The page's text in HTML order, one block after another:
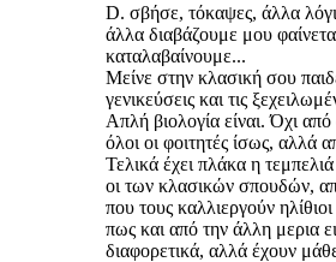
D. σβήσε, τόκαψες, άλλα
άλλα διαβάζουμε μου
καταλαβαίνουμε...
Μείνε στην κλασική σου
γενικεύσεις και τις
Απλή βιολογία είναι. Όχι
όλοι οι φοιτητές ίσως, αλλά
Τελικά έχει πλάκα η
οι των κλασικών σπουδών,
που τους καλλιεργούν
πως και από την άλλη μερια
διαφορετικά, αλλά έχουν